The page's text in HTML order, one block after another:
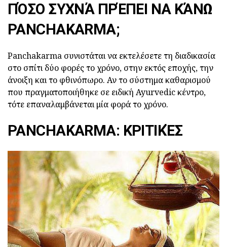
ΠΌΣΟ ΣΥΧΝΆ ΠΡΈΠΕΙ ΝΑ ΚΆΝΩ
PANCHAKARMA;
Panchakarma συνιστάται να εκτελέσετε τη διαδικασία
στο σπίτι δύο φορές το χρόνο, στην εκτός εποχής, την
άνοιξη και το φθινόπωρο. Αν το σύστημα καθαρισμού
που πραγματοποιήθηκε σε ειδική Ayurvedic κέντρο,
τότε επαναλαμβάνεται μία φορά το χρόνο.
PANCHAKARMA: ΚΡΙΤΙΚΈΣ